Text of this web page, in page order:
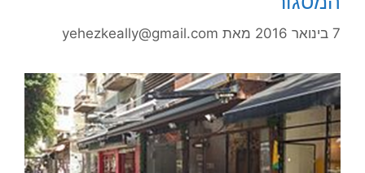
7 בינואר 2016 מאת yehezkeally@gmail.com